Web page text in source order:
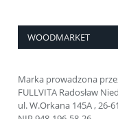
WOODMARKET
Marka prowadzona
FULLVITA Radosław
ul. W.Orkana 145A , 26-